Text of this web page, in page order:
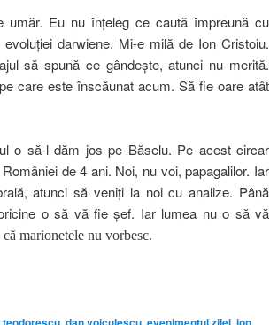
umăr. Eu nu înţeleg ce caută împreună cu
darwiene. Mi-e milă de Ion Cristoiu.
să spună ce gândeşte, atunci nu merită.
care este înscăunat acum. Să fie oare atât
o să-l dăm jos pe Băselu. Pe acest circar
de 4 ani. Noi, nu voi, papagalilor. Iar
atunci să veniţi la noi cu analize. Până
o să vă fie şef. Iar lumea nu o să vă
că marionetele nu vorbesc.